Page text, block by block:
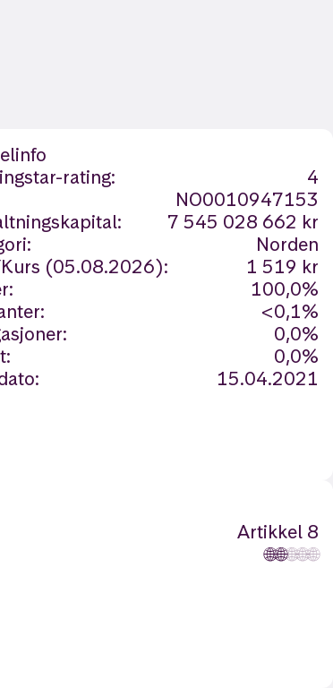
rating:
4
NO0010947153
7 545 028 662 kr
Norden
(05.08.2026):
1 519 kr
100,0%
<0,1%
0,0%
0,0%
15.04.2021
Artikkel 8
🌐🌐🌐🌐🌐